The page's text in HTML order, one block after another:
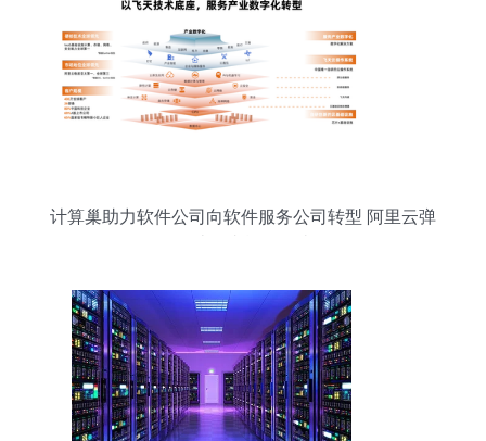
计算巢助力软件公司向软件服务公司转型 阿里云弹